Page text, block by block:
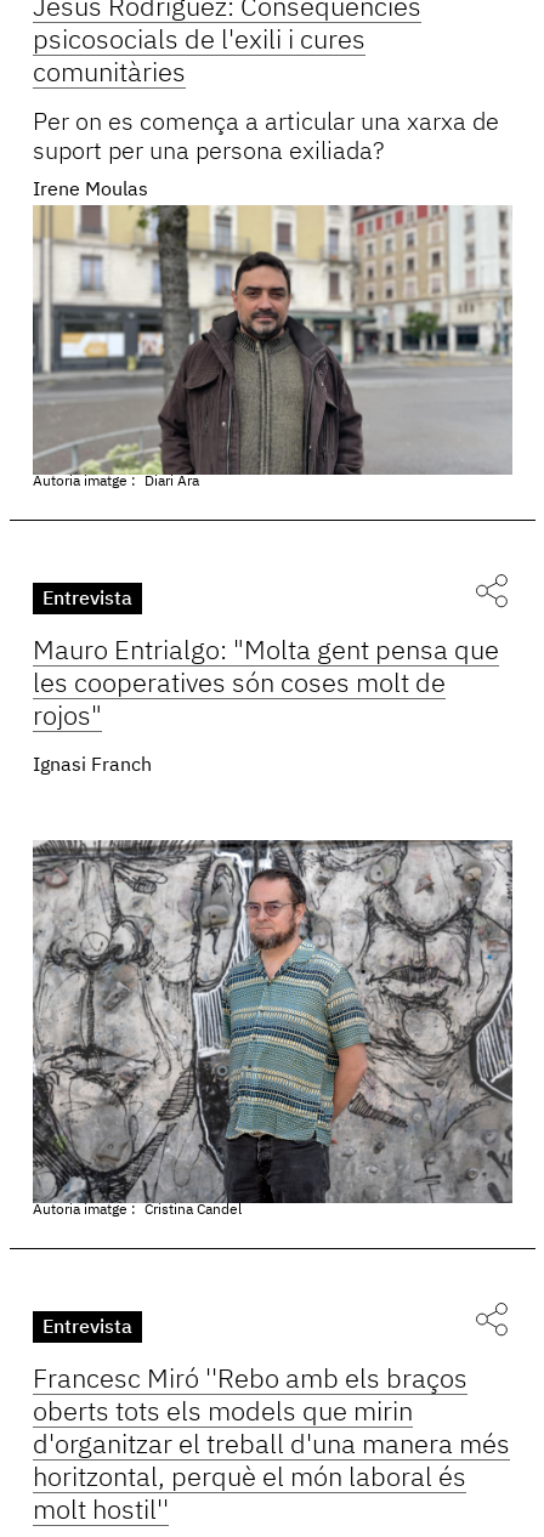
Jesús Rodríguez: Consequències
psicosocials de l'exili i cures
comunitàries
Per on es comença a articular una xarxa de
suport per una persona exiliada?
Irene Moulas
Autoria imatge : Diari Ara
Entrevista
Mauro Entrialgo: "Molta gent pensa que
les cooperatives són coses molt de
rojos"
Ignasi Franch
Autoria imatge : Cristina Candel
Entrevista
Francesc Miró ''Rebo amb els braços
oberts tots els models que mirin
d'organitzar el treball d'una manera més
horitzontal, perquè el món laboral és
molt hostil''